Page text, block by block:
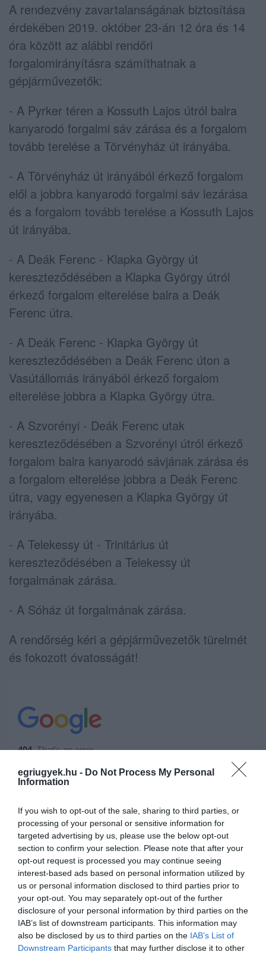
egriugyek.hu - Do Not Process My Personal
Information
If you wish to opt-out of the sale, sharing to third parties, or
processing of your personal or sensitive information for
targeted advertising by us, please use the below opt-out
section to confirm your selection. Please note that after your
opt-out request is processed you may continue seeing
interest-based ads based on personal information utilized by
us or personal information disclosed to third parties prior to
your opt-out. You may separately opt-out of the further
disclosure of your personal information by third parties on the
IAB’s list of downstream participants. This information may
also be disclosed by us to third parties on the IAB’s List of
Downstream Participants that may further disclose it to other
A rendezvény zavartalanságának biztosítása
érdekében 2019. október 23-án 12 óra és 14
óra között az alábbi rendőri
forgalomirányításra számíthatnak a
gépjárművezetők:
- A Pyrker téren a Kossuth Lajos útról balra
kanyarodó forgalmi sáv zárása és a forgalom
tovább terelése a Törvényház út irányába.
- A Törvényház út irányából érkező forgalom
elől a jobbra kanyarodó forgalmi sáv lezárása
és a forgalom tovább terelése a Kossuth Lajos
út irányába.
- A Deák Ferenc - Klapka György út
kereszteződésében a Klapka György útról
érkező forgalom elterelése balra a Deák
Ferenc útra.
- A Deák Ferenc - Klapka György út
kereszteződésében a Deák Ferenc úton a
Vasútállomás irányából érkező forgalom
elterelése jobbra a Klapka György útra.
- A Szvorényi - Deák Ferenc utak
kereszteződésében a Szvorényi útról érkező
forgalom balra kanyarodó sávjának zárása és
a forgalom elterelése jobbra a Deák Ferenc
útra, vagy egyenesen a Klapka György út
irányába.
- A Telekessy út - Trinitárius út
kereszteződésében a Telekessy út
forgalmának zárása.
- A Sóház út forgalmának zárása.
A rendőrség kéri a gépjárművezetők türelmét
és fokozott óvatosságát!